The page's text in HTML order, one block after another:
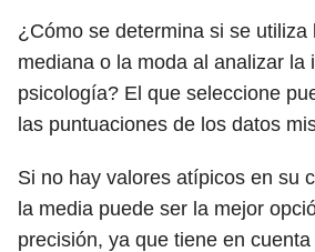
¿Cómo se determina si se utiliza
mediana o la moda al analizar la
psicología? El que seleccione
las puntuaciones de los datos
Si no hay valores atípicos en su
la media puede ser la mejor
precisión, ya que tiene en